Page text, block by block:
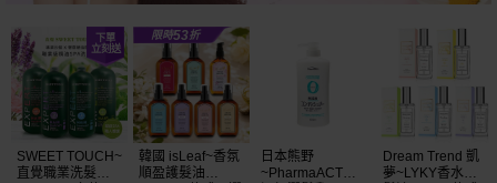
SWEET TOUCH~
直覺職業洗髮精
韓國 isLeaf~香氛
順盈護髮油
日本熊野
~PharmaACT無
Dream Trend 凱
夢~LYKY香水護